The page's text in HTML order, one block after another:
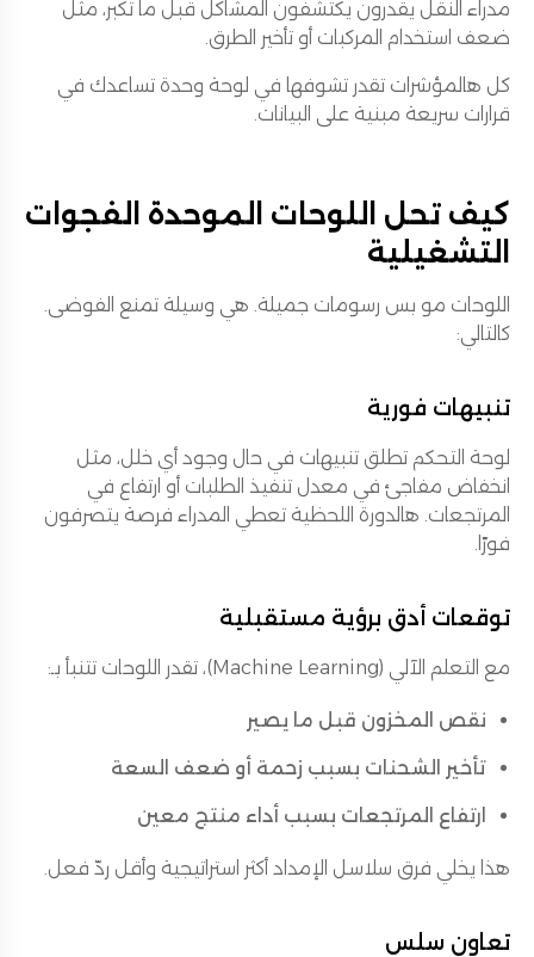
مدراء النقل يقدرون يكتشفون المشاكل قبل ما تكبر، مثل
ضعف استخدام المركبات أو تأخير الطرق.
كل هالمؤشرات تقدر تشوفها في لوحة وحدة تساعدك في
قرارات سريعة مبنية على البيانات.
كيف تحل اللوحات الموحدة الفجوات
التشغيلية
اللوحات مو بس رسومات جميلة. هي وسيلة تمنع الفوضى.
كالتالي:
تنبيهات فورية
لوحة التحكم تطلق تنبيهات في حال وجود أي خلل، مثل
انخفاض مفاجئ في معدل تنفيذ الطلبات أو ارتفاع في
المرتجعات. هالدورة اللحظية تعطي المدراء فرصة يتصرفون
فورًا.
توقعات أدق برؤية مستقبلية
مع التعلم الآلي (Machine Learning)، تقدر اللوحات تتنبأ بـ:
نقص المخزون قبل ما يصير
تأخير الشحنات بسبب زحمة أو ضعف السعة
ارتفاع المرتجعات بسبب أداء منتج معين
هذا يخلي فرق سلاسل الإمداد أكثر استراتيجية وأقل ردّ فعل.
تعاون سلس